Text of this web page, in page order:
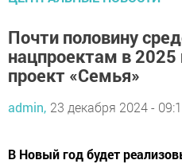
Почти половину
нацпроектам в 2025
проект «Семья»
admin, 23 декабря 2024 -
В Новый год будет